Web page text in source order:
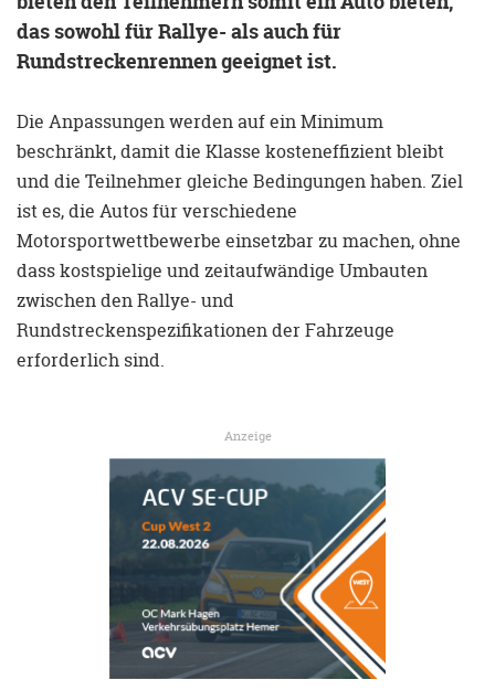
das sowohl für Rallye- als auch für
Rundstreckenrennen geeignet ist.
Die Anpassungen werden auf ein Minimum
beschränkt, damit die Klasse kosteneffizient bleibt
und die Teilnehmer gleiche Bedingungen haben. Ziel
ist es, die Autos für verschiedene
Motorsportwettbewerbe einsetzbar zu machen, ohne
dass kostspielige und zeitaufwändige Umbauten
zwischen den Rallye- und
Rundstreckenspezifikationen der Fahrzeuge
erforderlich sind.
Anzeige